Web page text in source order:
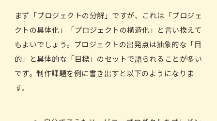
まず「プロジェクトの分解」ですが、これは「プロジェ
クトの具体化」「プロジェクトの構造化」と言い換えて
もよいでしょう。プロジェクトの出発点は抽象的な「目
的」と具体的な「目標」のセットで語られることが多い
です。制作課題を例に書き出すと以下のようになりま
す。